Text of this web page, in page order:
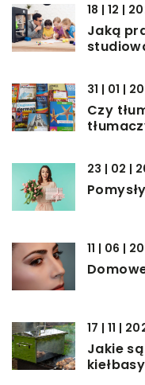
18 | 12 |
Jaką
31 | 01 |
Czy
23 | 02 |
11 | 06 |
17 | 11 |
Jakie